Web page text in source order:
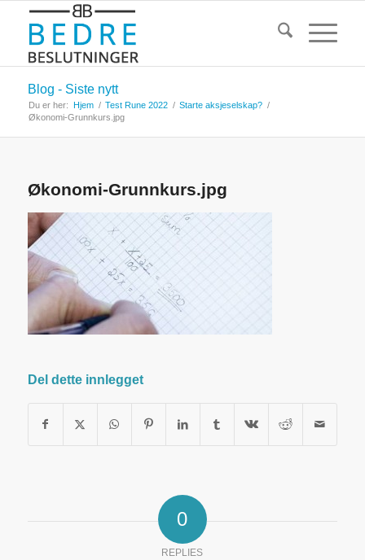
Blog - Siste nytt
Du er her: Hjem / Test Rune 2022 / Starte aksjeselskap? /
Økonomi-Grunnkurs.jpg
Økonomi-Grunnkurs.jpg
Del dette innlegget
0
REPLIES